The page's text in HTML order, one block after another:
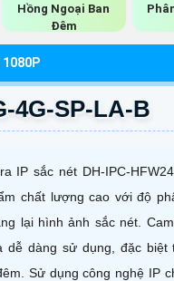
Hồng Ngoại Ban
Đêm
4G-SP-LA-B
IP sắc nét DH-IPC-
chất lượng cao với độ
lại hình ảnh sắc nét.
dễ dàng sử dụng, đặc biệt
Sử dụng công nghệ IP